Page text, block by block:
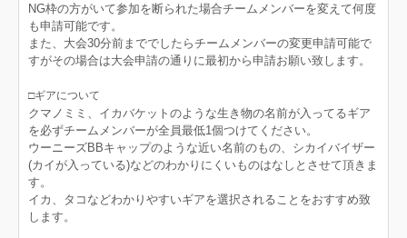
NG枠の方がいて参加を断られた場合チームメンバーを変えて何度
も申請可能です。
また、大会30分前まででしたらチームメンバーの変更申請可能で
すがその場合は大会申請の通りに最初から申請お願い致します。
□ギアについて
クマノミミ、イカバケットのような生き物の名前が入ってるギア
を必ずチームメンバーが全員最低1個つけてください。
ウーニーズBBキャップのような近い名前のもの、シカイバイザー
(カイが入っている)などのわかりにくいものはなしとさせて頂きま
す。
イカ、タコなどわかりやすいギアを選択されることをおすすめ致
します。